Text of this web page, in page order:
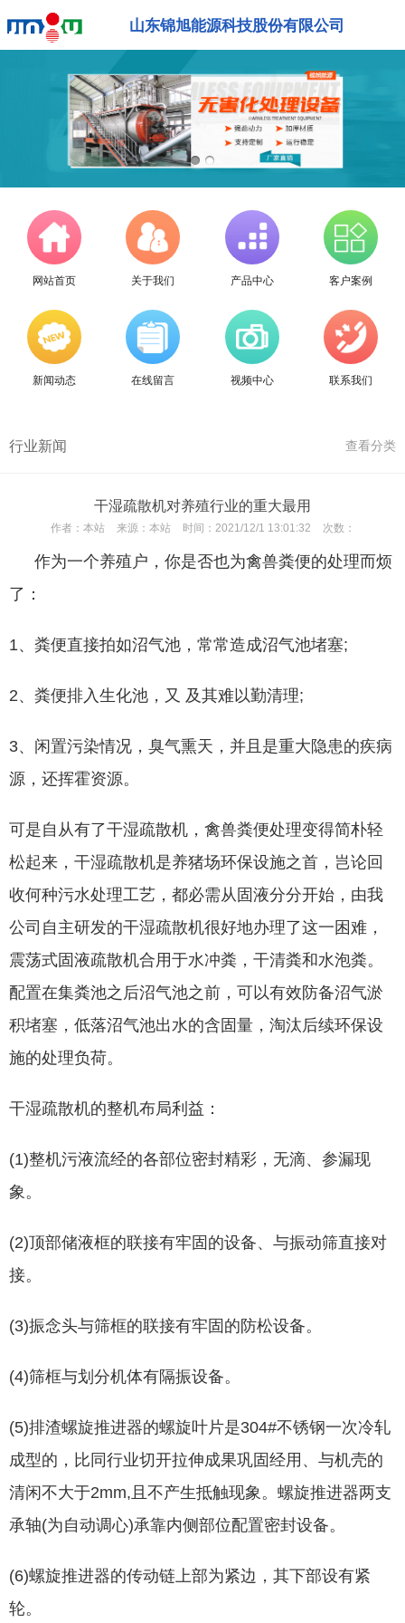
山东锦旭能源科技股份有限公司
网站首页 关于我们 产品中心 客户案例
新闻动态 在线留言 视频中心 联系我们
行业新闻 查看分类
干湿疏散机对养殖行业的重大最用
作者： 本站 来源： 本站 时间： 2021/12/1 13:01:32 次数：
作为一个养殖户，你是否也为禽兽粪便的处理而烦
了：
1、粪便直接拍如沼气池，常常造成沼气池堵塞;
2、粪便排入生化池，又 及其难以勤清理;
3、闲置污染情况，臭气熏天，并且是重大隐患的疾病
源，还挥霍资源。
可是自从有了干湿疏散机，禽兽粪便处理变得简朴轻
松起来，干湿疏散机是养猪场环保设施之首，岂论回
收何种污水处理工艺，都必需从固液分分开始，由我
公司自主研发的干湿疏散机很好地办理了这一困难，
震荡式固液疏散机合用于水冲粪，干清粪和水泡粪。
配置在集粪池之后沼气池之前，可以有效防备沼气淤
积堵塞，低落沼气池出水的含固量，淘汰后续环保设
施的处理负荷。
干湿疏散机的整机布局利益：
(1)整机污液流经的各部位密封精彩，无滴、参漏现
象。
(2)顶部储液框的联接有牢固的设备、与振动筛直接对
接。
(3)振念头与筛框的联接有牢固的防松设备。
(4)筛框与划分机体有隔振设备。
(5)排渣螺旋推进器的螺旋叶片是304#不锈钢一次冷轧
成型的，比同行业切开拉伸成果巩固经用、与机壳的
清闲不大于2mm,且不产生抵触现象。螺旋推进器两支
承轴(为自动调心)承靠内侧部位配置密封设备。
(6)螺旋推进器的传动链上部为紧边，其下部设有紧
轮。